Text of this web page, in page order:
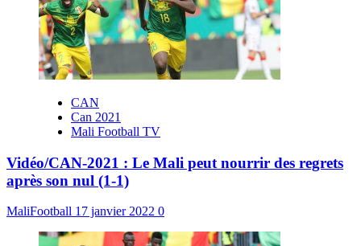
CAN
Can 2021
Mali Football TV
Vidéo/CAN-2021 : Le Mali peut nourrir des regrets
après son nul (1-1)
MaliFootball 17 janvier 2022 0